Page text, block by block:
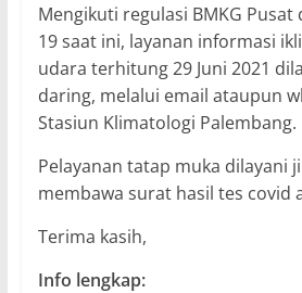
Mengikuti regulasi BMKG Pusat
19 saat ini, layanan informasi
udara terhitung 29 Juni 2021
daring, melalui email ataupun
Stasiun Klimatologi Palembang.
Pelayanan tatap muka dilayani
membawa surat hasil tes covid
Terima kasih,
Info lengkap: